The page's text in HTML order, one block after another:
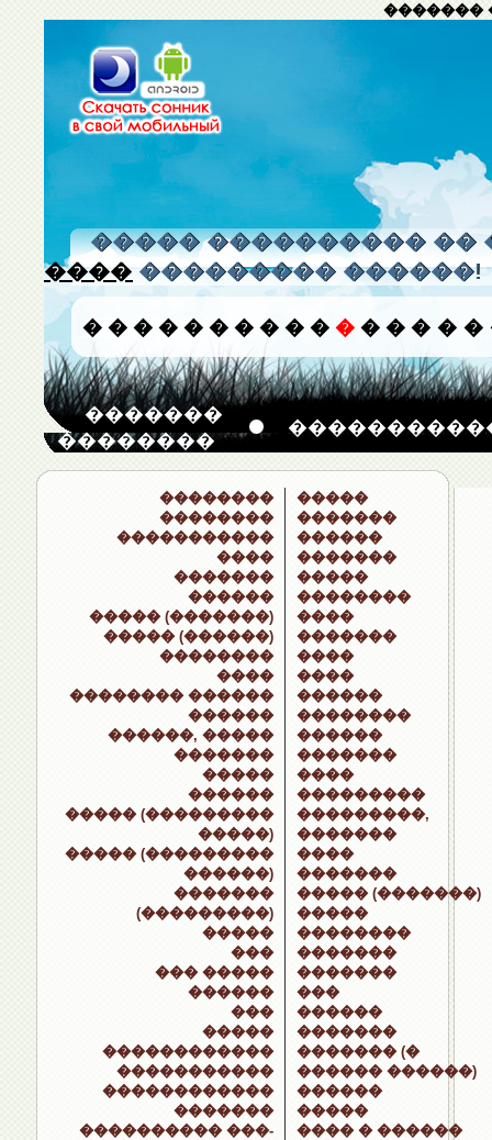
�������
����� ���������� ��
���� ��������� ������!
� � � � � � � � � � � � � � � �
�������
��������
��������
��������
�����������
����
�������
������
����� (�������)
����� (������)
��������
����
�������� ������
������
������, �����
�������
�����
������
����� (���������
�����)
����� (���������
������)
�������
(���������)
�����
���
��� �����
������
���
�����
������������
�����������
������������
�������
���������� ���-
�����
�������
������
�������
�����
��������
����
�������
����
����
������
��������
������
�������
����
���������
���������,
�������
����
�������
����� (�������)
�����
��������
�������
�������
���
������
�������
������� (�
������ ������)
������
�����
���� � ������